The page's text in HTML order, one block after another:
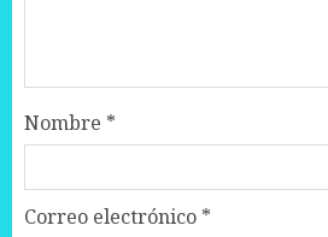
Nombre *
Correo electrónico *